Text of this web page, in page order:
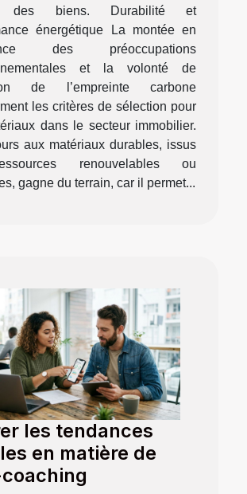
des biens. Durabilité et
énergétique La montée en
des préoccupations
et la volonté de
de l’empreinte carbone
les critères de sélection pour
dans le secteur immobilier.
aux matériaux durables, issus
renouvelables ou
gagne du terrain, car il permet...
les tendances
en matière de